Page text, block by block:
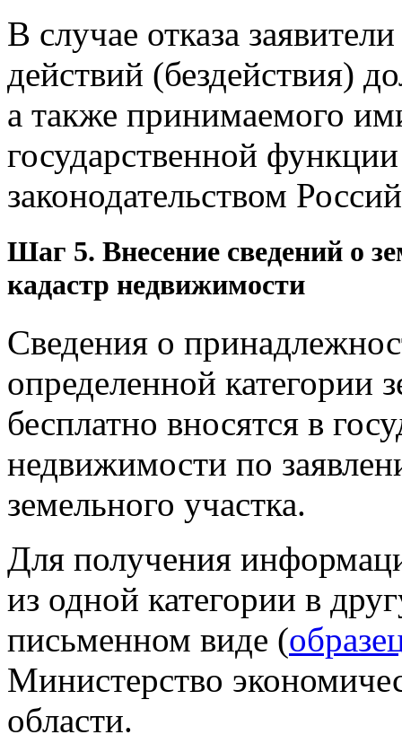
В случае отказа
действий (бездействия)
а также принимаемого
государственной
законодательством
Шаг 5. Внесение сведений о
кадастр недвижимости
Сведения о
определенной категории
бесплатно вносятся в
недвижимости по
земельного участка.
Для получения
из одной категории в
письменном виде (
Министерство
области.